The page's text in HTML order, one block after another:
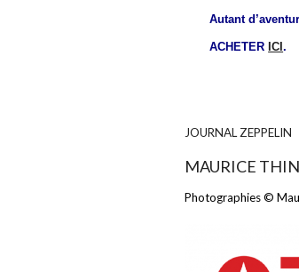
Autant
ACHETER ICI.
JOURNAL ZEPPELIN
MAURICE
Photographies ©